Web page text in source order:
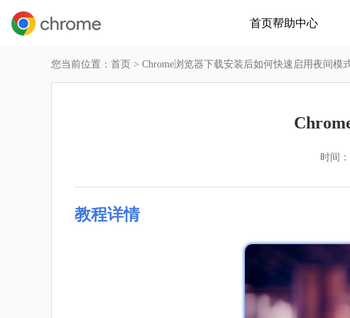
首页帮助中心
您当前位置： 首页 > Chrome浏览器下载安装后如何快速启用夜间模
时间：
教程详情